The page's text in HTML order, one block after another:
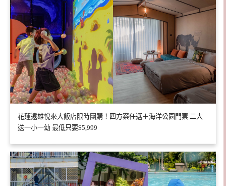
花蓮遠雄悅來大飯店限時團購！四方案任選＋海洋公園門票 二大
送一小一幼 最低只要$5,999